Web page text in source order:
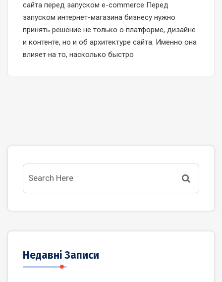
сайта перед запуском e-commerce Перед
запуском интернет-магазина бизнесу нужно
принять решение не только о платформе, дизайне
и контенте, но и об архитектуре сайта. Именно она
влияет на то, насколько быстро
Недавні Записи